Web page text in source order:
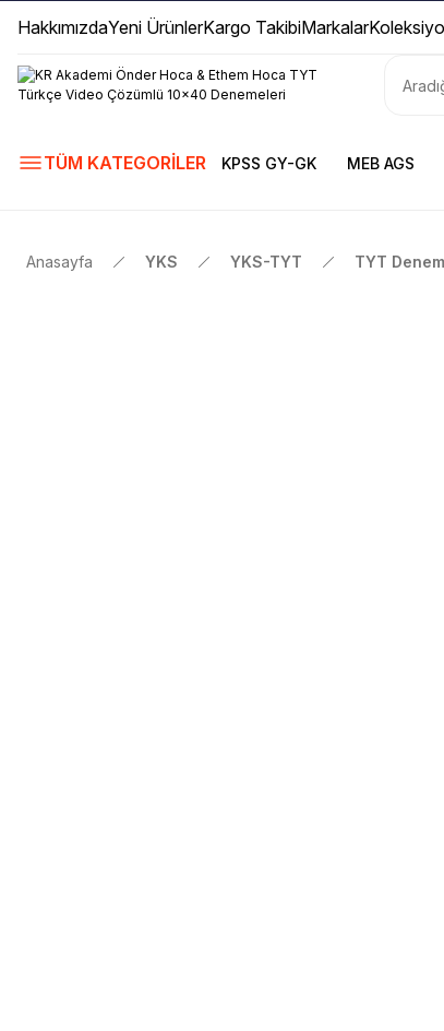
HakkımızdaYeni ÜrünlerKargo TakibiMarkalar
TÜM KATEGORİLER KPSS GY-GK MEB AGS
Anasayfa YKS YKS-TYT TYT